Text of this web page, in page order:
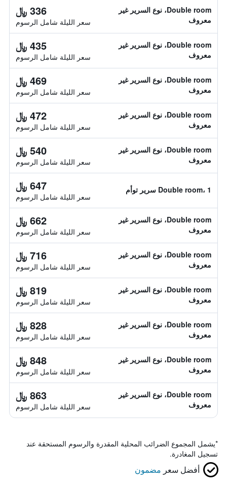
Double room، نوع السرير غير
معروف
336 ﷼
سعر الليلة شامل الرسوم
Double room، نوع السرير غير
معروف
435 ﷼
سعر الليلة شامل الرسوم
Double room، نوع السرير غير
معروف
469 ﷼
سعر الليلة شامل الرسوم
Double room، نوع السرير غير
معروف
472 ﷼
سعر الليلة شامل الرسوم
Double room، نوع السرير غير
معروف
540 ﷼
سعر الليلة شامل الرسوم
Double room، 1 سرير توأم 647 ﷼
سعر الليلة شامل الرسوم
Double room، نوع السرير غير
معروف
662 ﷼
سعر الليلة شامل الرسوم
Double room، نوع السرير غير
معروف
716 ﷼
سعر الليلة شامل الرسوم
Double room، نوع السرير غير
معروف
819 ﷼
سعر الليلة شامل الرسوم
Double room، نوع السرير غير
معروف
828 ﷼
سعر الليلة شامل الرسوم
Double room، نوع السرير غير
معروف
848 ﷼
سعر الليلة شامل الرسوم
Double room، نوع السرير غير
معروف
863 ﷼
سعر الليلة شامل الرسوم
*يشمل المجموع الضرائب المحلية المقدرة والرسوم المستحقة عند
تسجيل المغادرة.
أفضل سعر مضمون